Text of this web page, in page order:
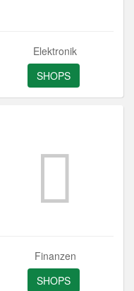
Elektronik
SHOPS
Finanzen
SHOPS